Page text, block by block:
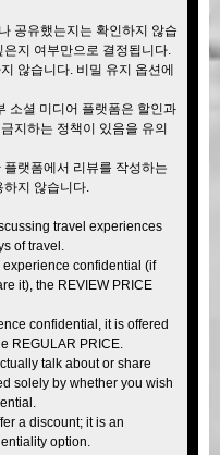
공유했는지는 확인하지 않습
지 여부만으로 결정됩니다.
않습니다. 비밀 유지 옵션에
소셜 미디어 플랫폼은 할인과
지하는 정책이 있음을 유의
랫폼에서 리뷰를 작성하는
지 않습니다.
travel experiences
of travel.
confidential (if
it), the REVIEW PRICE
confidential, it is offered
REGULAR PRICE.
talk about or share
solely by whether you wish
a discount; it is an
option.